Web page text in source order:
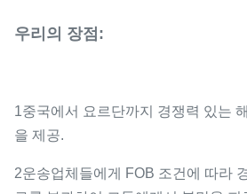
우리의 장점:
1중국에서 요르단까지 경쟁력 있는
을 제공.
2운송업체들에게 FOB 조건에 따라